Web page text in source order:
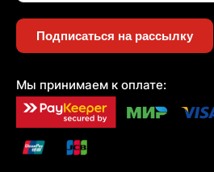
Подписаться на рассылку
Мы принимаем к оплате: